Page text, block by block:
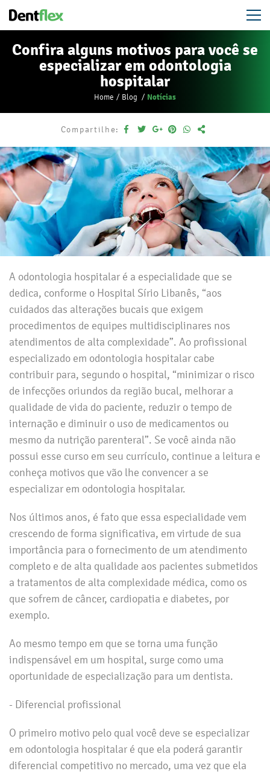
Confira alguns motivos para você se
especializar em odontologia
hospitalar
Home Blog Notícias
Compartilhe:
A odontologia hospitalar é a especialidade que se
dedica, conforme o Hospital Sírio Libanês, “aos
cuidados das alterações bucais que exigem
procedimentos de equipes multidisciplinares nos
atendimentos de alta complexidade”. Ao profissional
especializado em odontologia hospitalar cabe
contribuir para, segundo o hospital, “minimizar o risco
de infecções oriundos da região bucal, melhorar a
qualidade de vida do paciente, reduzir o tempo de
internação e diminuir o uso de medicamentos ou
mesmo da nutrição parenteral”. Se você ainda não
possui esse curso em seu currículo, continue a leitura e
conheça motivos que vão lhe convencer a se
especializar em odontologia hospitalar.
Nos últimos anos, é fato que essa especialidade vem
crescendo de forma significativa, em virtude de sua
importância para o fornecimento de um atendimento
completo e de alta qualidade aos pacientes submetidos
a tratamentos de alta complexidade médica, como os
que sofrem de câncer, cardiopatia e diabetes, por
exemplo.
Ao mesmo tempo em que se torna uma função
indispensável em um hospital, surge como uma
oportunidade de especialização para um dentista.
- Diferencial profissional
O primeiro motivo pelo qual você deve se especializar
em odontologia hospitalar é que ela poderá garantir
diferencial competitivo no mercado, uma vez que ela